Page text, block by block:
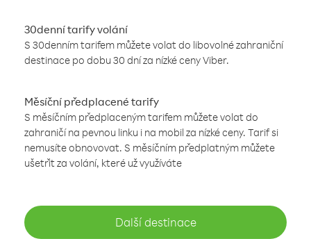
30denní tarify volání
S 30denním tarifem můžete volat do libovolné zahraniční
destinace po dobu 30 dní za nízké ceny Viber.
Měsíční předplacené tarify
S měsíčním předplaceným tarifem můžete volat do
zahraničí na pevnou linku i na mobil za nízké ceny. Tarif si
nemusíte obnovovat. S měsíčním předplatným můžete
ušetřit za volání, které už využíváte
Další destinace